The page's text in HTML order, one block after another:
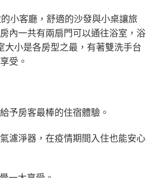
小客廳，舒適的沙發與小桌讓旅
內一共有兩扇門可以通往浴室，浴
大小是各房型之最，有著雙洗手台
受。
予房客最棒的住宿體驗。
濾淨器，在疫情期間入住也能安心